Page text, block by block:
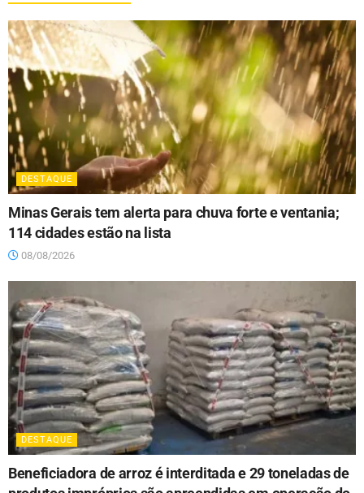
DESTAQUE
Minas Gerais tem alerta para chuva forte e ventania;
114 cidades estão na lista
08/08/2026
DESTAQUE
Beneficiadora de arroz é interditada e 29 toneladas de